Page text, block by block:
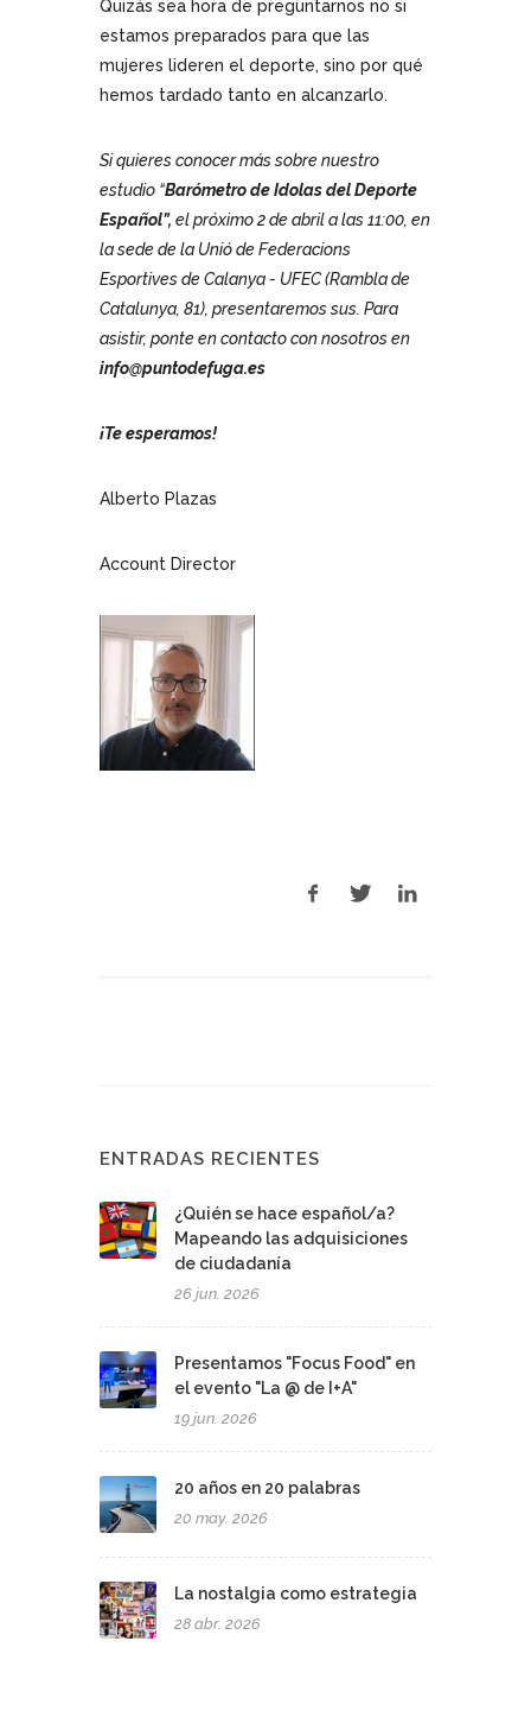
Quizás sea hora de preguntarnos no si
estamos preparados para que las
mujeres lideren el deporte, sino por qué
hemos tardado tanto en alcanzarlo.
Si quieres conocer más sobre nuestro
estudio “Barómetro de Idolas del Deporte
Español”, el próximo 2 de abril a las 11:00, en
la sede de la Unió de Federacions
Esportives de Calanya- UFEC (Rambla de
Catalunya, 81), presentaremos sus. Para
asistir, ponte en contacto con nosotros en
info@puntodefuga.es
¡Te esperamos!
Alberto Plazas
Account Director
ENTRADAS RECIENTES
¿Quién se hace español/a?
Mapeando las adquisiciones
de ciudadanía
26 jun. 2026
Presentamos "Focus Food" en
el evento "La @ de I+A"
19 jun. 2026
20 años en 20 palabras
20 may. 2026
La nostalgia como estrategia
28 abr. 2026